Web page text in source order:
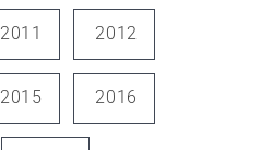
2011 2012
2015 2016